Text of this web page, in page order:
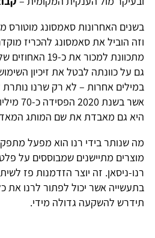
בשנים האחרונות סאמסונג מוטורס
וזה הוביל את סאמסונג להכריז
מתכוונת למכור
גם על כוונתה לבטל את זיכיון
במילים אחרות – לא רק שרנו
אשר
היא גם מאבדת את שם המותג המאד
מה שנותר בידי רנו הוא מפעל
מוצרים מתיישנים שמבוססים על
רנו-ניסאן. זה יוצר הזדמנות פז
בתעשייה אשר יכול לפתור לרנו את
תידרש להשקעה גדולה מידי.